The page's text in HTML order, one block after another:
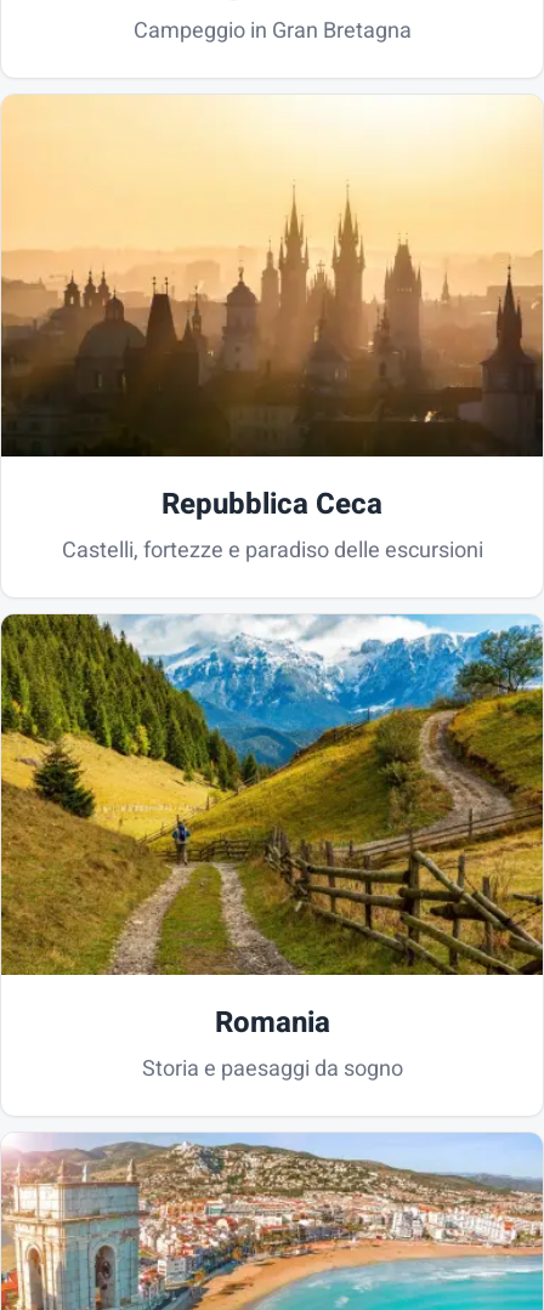
Campeggio in Gran Bretagna
Repubblica Ceca
Castelli, fortezze e paradiso delle escursioni
Romania
Storia e paesaggi da sogno